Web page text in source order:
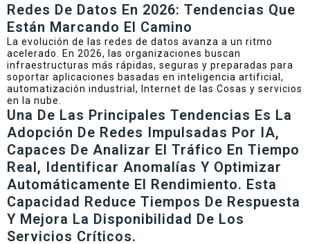
Redes De Datos En 2026: Tendencias Que
Están Marcando El Camino
La evolución de las redes de datos avanza a un ritmo
acelerado. En 2026, las organizaciones buscan
infraestructuras más rápidas, seguras y preparadas para
soportar aplicaciones basadas en inteligencia artificial,
automatización industrial, Internet de las Cosas y servicios
en la nube.
Una De Las Principales Tendencias Es La
Adopción De Redes Impulsadas Por IA,
Capaces De Analizar El Tráfico En Tiempo
Real, Identificar Anomalías Y Optimizar
Automáticamente El Rendimiento. Esta
Capacidad Reduce Tiempos De Respuesta
Y Mejora La Disponibilidad De Los
Servicios Críticos.